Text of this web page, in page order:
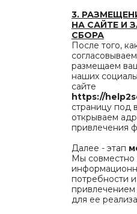
3.
НА САЙТЕ И
СБОРА
После того,
размещаем
наших
сайте
https://
страницу под
открываем
привлечения
Далее - этап
Мы совместно
потребности
для ее